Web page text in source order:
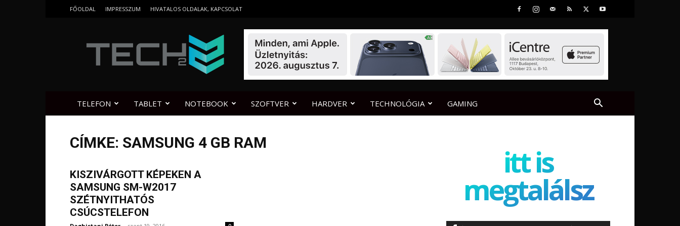
FŐOLDAL IMPRESSZUM HIVATALOS OLDALAK, KAPCSOLAT
TELEFON TABLET NOTEBOOK SZOFTVER HARDVER TECHNOLÓGIA GAMING
CÍMKE: SAMSUNG 4 GB RAM
KISZIVÁRGOTT KÉPEKEN A
SAMSUNG SM-W2017
SZÉTNYITHATÓS
CSÚCSTELEFON
itt is
megtalálsz